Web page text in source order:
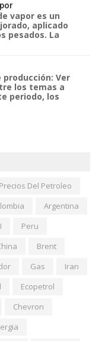
vapor es un
aplicado
pesados. La
producción: Ver
los temas a
periodo, los
Precios Del Petroleo
Argentina
Peru
Brent
Gas
Iran
Ecopetrol
Chevron